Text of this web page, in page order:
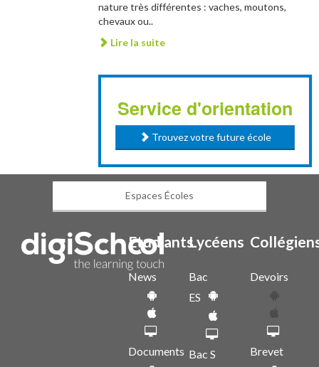
nature très différentes : vaches, moutons,
chevaux ou..
Lire la suite
Service d'orientation
Trouvez votre future école
Espaces Écoles
Etudiants
News
Documents
Lycéens
Bac
ES
Bac S
Devoirs
Brevet